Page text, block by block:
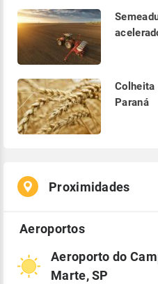
Paraná
Proximidades
Aeroporto do
Marte, SP